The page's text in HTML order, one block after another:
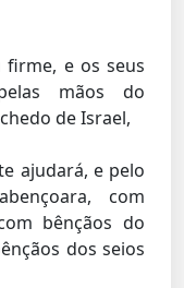
firme, e os seus
mãos do
de Israel,
ajudará, e pelo
com
bênçãos do
dos seios